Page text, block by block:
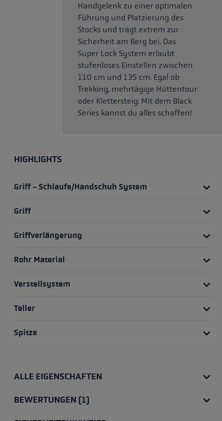
Handgelenk zu einer optimalen
Führung und Platzierung des
Stocks und trägt extrem zur
Sicherheit am Berg bei. Das
Super Lock System erlaubt
stufenloses Einstellen zwischen
110 cm und 135 cm. Egal ob
Trekking, mehrtägige Hüttentour
oder Klettersteig: Mit dem Black
Series kannst du alles schaffen!
HIGHLIGHTS
Griff - Schlaufe/Handschuh System
Griff
Griffverlängerung
Rohr Material
Verstellsystem
Teller
Spitze
ALLE EIGENSCHAFTEN
BEWERTUNGEN (1)